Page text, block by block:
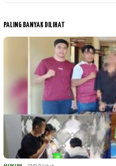
PALING BANYAK DILIHAT